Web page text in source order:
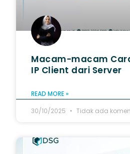
Macam-macam
IP Client dari Server
READ MORE »
30/10/2025
Tidak ada